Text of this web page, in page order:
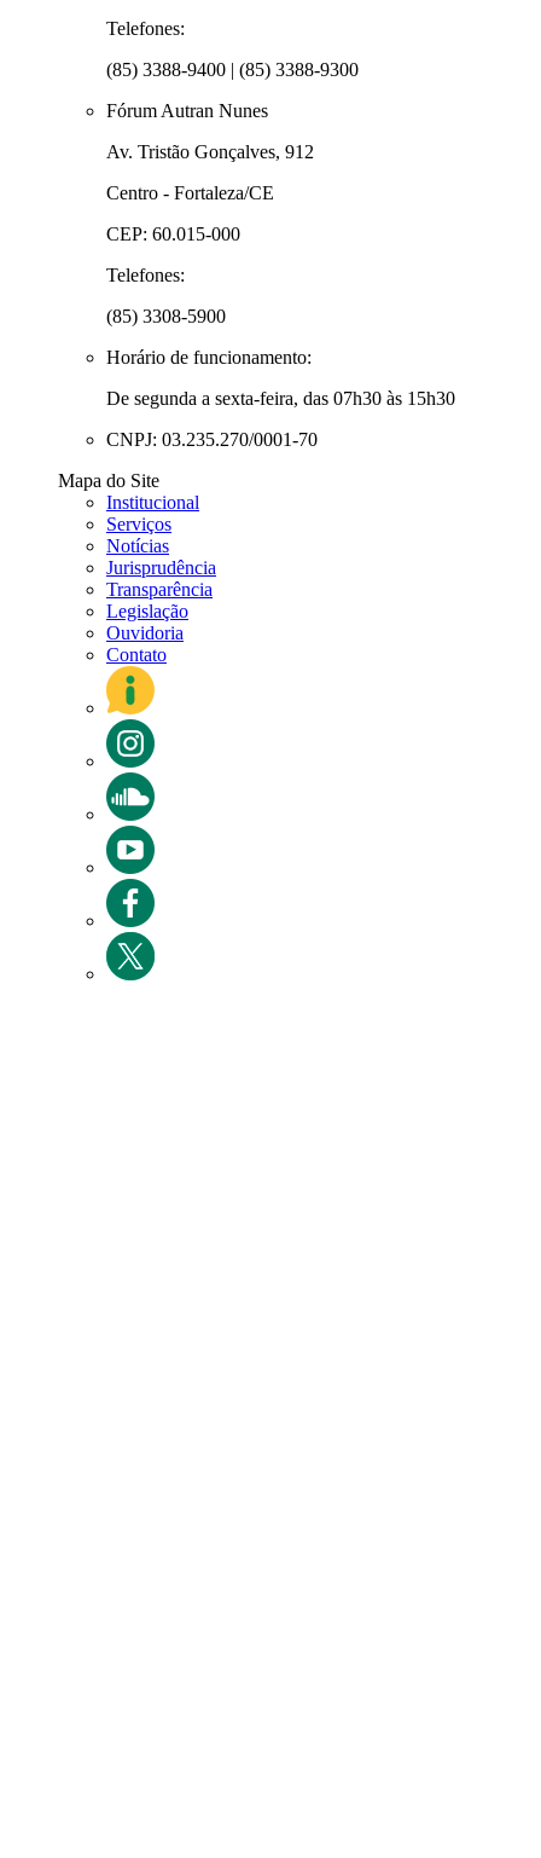
Telefones:
(85) 3388-9400 | (85) 3388-9300
Fórum Autran Nunes
Av. Tristão Gonçalves, 912
Centro - Fortaleza/CE
CEP: 60.015-000
Telefones:
(85) 3308-5900
Horário de funcionamento:
De segunda a sexta-feira, das 07h30 às 15h30
CNPJ: 03.235.270/0001-70
Mapa do Site
Institucional
Serviços
Notícias
Jurisprudência
Transparência
Legislação
Ouvidoria
Contato